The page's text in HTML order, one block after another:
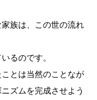
族は、この世の流れ
るのです。
とは当然のことなが
ズムを完成させよう